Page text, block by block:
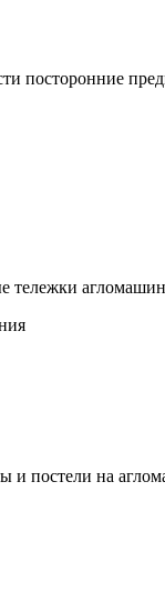
посторонние
тележки
и постели на